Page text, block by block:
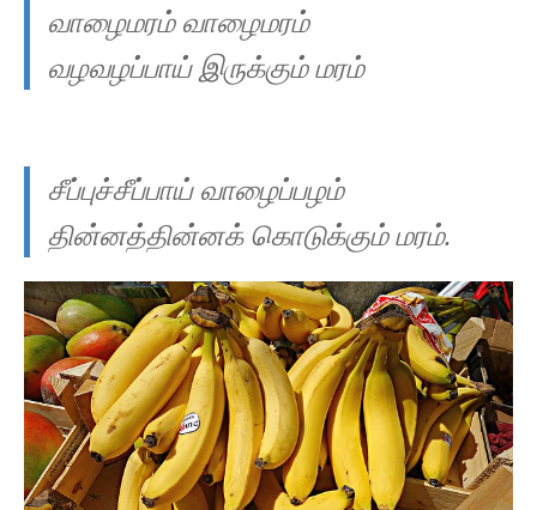
வாழைமரம் வாழைமரம்
வழவழப்பாய் இருக்கும் மரம்
சீப்புச்சீப்பாய் வாழைப்பழம்
தின்னத்தின்னக் கொடுக்கும் மரம்.